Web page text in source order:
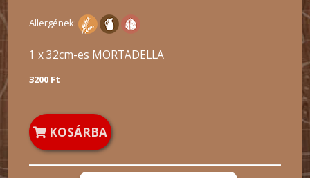
Allergének:
1 x 32cm-es MORTADELLA
3200 Ft
KOSÁRBA